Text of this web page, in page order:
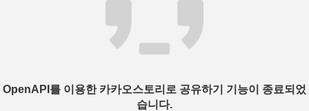
OpenAPI를 이용한 카카오스토리로 공유하기 기능이 종료되었
습니다.